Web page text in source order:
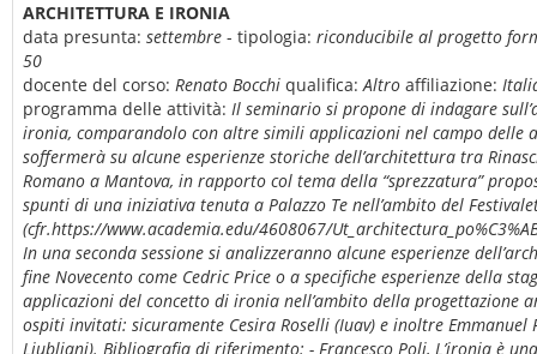
ARCHITETTURA E IRONIA
data presunta: settembre - tipologia: riconducibile al progetto
50
docente del corso: Renato Bocchi qualifica:Altro affiliazione:
programma delle attività: Il seminario si propone di indagare
ironia, comparandolo con altre simili applicazioni nel campo delle
soffermerà su alcune esperienze storiche dell’architettura tra
Romano a Mantova, in rapporto col tema della “sprezzatura”
spunti di una iniziativa tenuta a Palazzo Te nell’ambito del
(cfr.https://www.academia.edu/4608067/
In una seconda sessione si analizzeranno alcune esperienze
fine Novecento come Cedric Price o a specifiche esperienze della
applicazioni del concetto di ironia nell’ambito della progettazione
ospiti invitati: sicuramente Cesira Roselli (Iuav) e inoltre Emmanuel
Ljubljani). Bibliografia di riferimento: - Francesco Poli, L’ironia è